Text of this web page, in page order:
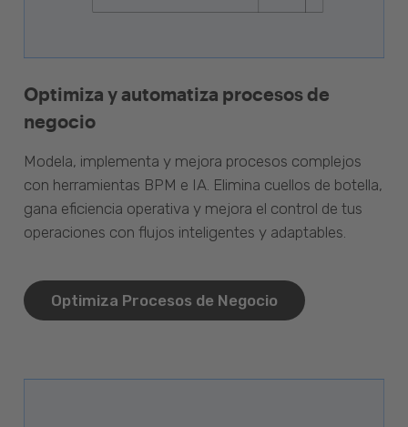
Optimiza y automatiza procesos de
negocio
Modela, implementa y mejora procesos complejos
con herramientas BPM e IA. Elimina cuellos de botella,
gana eficiencia operativa y mejora el control de tus
operaciones con flujos inteligentes y adaptables.
Optimiza Procesos de Negocio